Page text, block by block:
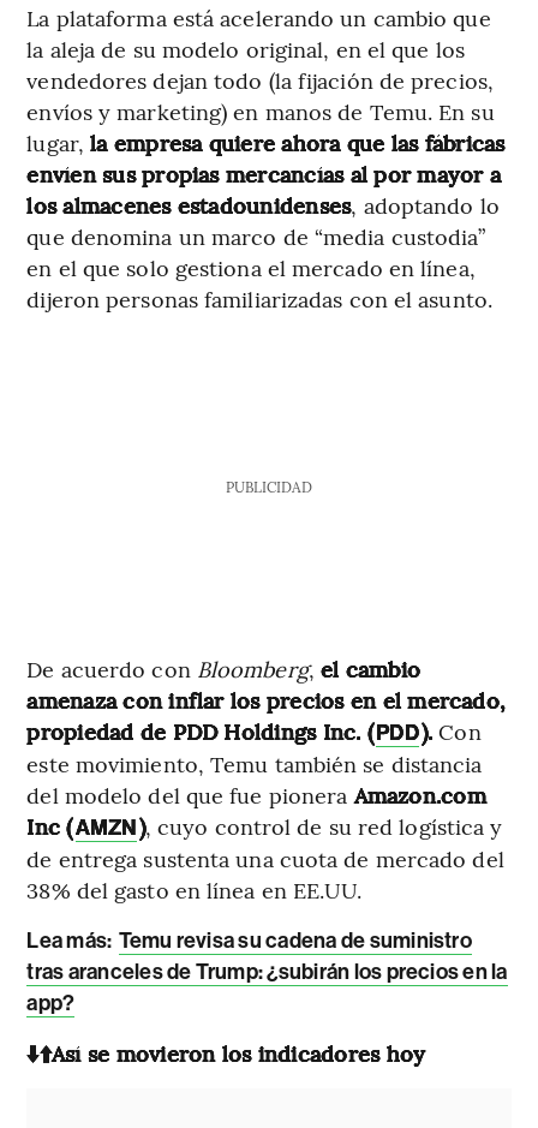
La plataforma está acelerando un cambio que
la aleja de su modelo original, en el que los
vendedores dejan todo (la fijación de precios,
envíos y marketing) en manos de Temu. En su
lugar,la empresa quiere ahora que las fábricas
envíen sus propias mercancías al por mayor a
los almacenes estadounidenses, adoptando lo
que denomina un marco de “media custodia”
en el que solo gestiona el mercado en línea,
dijeron personas familiarizadas con el asunto.
PUBLICIDAD
De acuerdo con Bloomberg, el cambio
amenaza con inflar los precios en el mercado,
propiedad de PDD Holdings Inc. (PDD). Con
este movimiento, Temu también se distancia
del modelo del que fue pioneraAmazon.com
Inc (AMZN), cuyo control de su red logística y
de entrega sustenta una cuota de mercado del
38% del gasto en línea en EE.UU.
Lea más: Temu revisa su cadena de suministro
tras aranceles de Trump: ¿subirán los precios en la
app?
⬇️⬆️Así se movieron los indicadores hoy